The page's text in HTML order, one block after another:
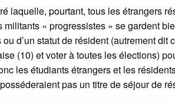
laquelle, pourtant, tous les étrangers
« progressistes » se gardent
d’un statut de résident (autrement
(10) et voter à toutes les élections)
les étudiants étrangers et les
pas un titre de séjour de